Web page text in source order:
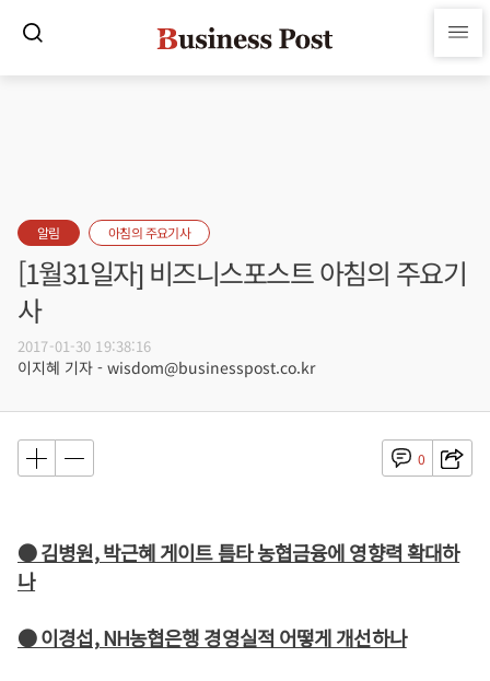
알림 아침의 주요기사
[1월31일자] 비즈니스포스트 아침의 주요기
사
2017-01-30 19:38:16
이지혜 기자 - wisdom@businesspost.co.kr
0
● 김병원, 박근혜 게이트 틈타 농협금융에 영향력 확대하
나
● 이경섭, NH농협은행 경영실적 어떻게 개선하나